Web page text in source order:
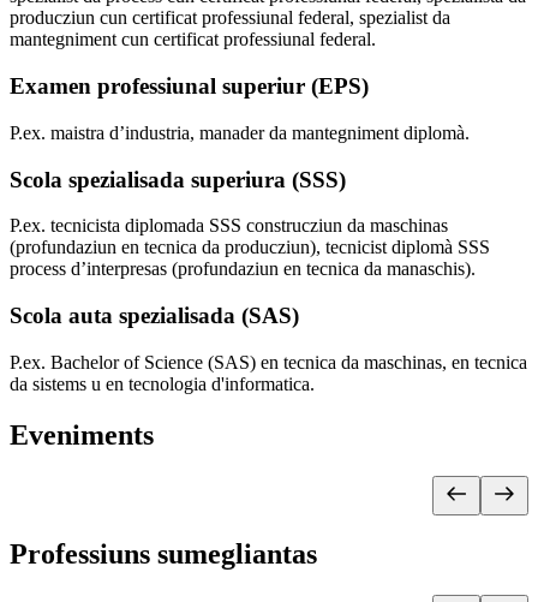
producziun cun certificat professiunal federal, spezialist da
mantegniment cun certificat professiunal federal.
Examen professiunal superiur (EPS)
P.ex. maistra d’industria, manader da mantegniment diplomà.
Scola spezialisada superiura (SSS)
P.ex. tecnicista diplomada SSS construcziun da maschinas
(profundaziun en tecnica da producziun), tecnicist diplomà SSS
process d’interpresas (profundaziun en tecnica da manaschis).
Scola auta spezialisada (SAS)
P.ex. Bachelor of Science (SAS) en tecnica da maschinas, en tecnica
da sistems u en tecnologia d'informatica.
Eveniments
Professiuns sumegliantas